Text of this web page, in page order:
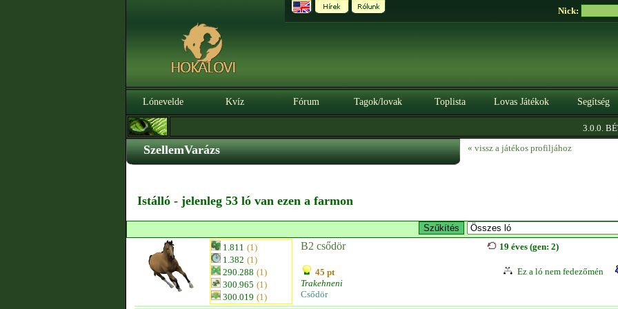
Nick:
Lónevelde Kvíz Fórum Tagok/lovak Toplista Lovas Játékok Segítség
3.0.0. BÉTA
SzellemVarázs « vissz a játékos profiljához
Istálló - jelenleg 53 ló van ezen a farmon
1.811 (1)
1.382 (1)
290.288 (1)
300.965 (1)
300.019 (1)
B2 csődör
45 pt
Trakehneni
Csődör
19 éves (gen: 2)
Ez a ló nem fedezőmén